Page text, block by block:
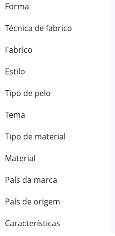
Forma
Técnica de fabrico
Fabrico
Estilo
Tipo de pelo
Tema
Tipo de material
Material
País da marca
País de origem
Características